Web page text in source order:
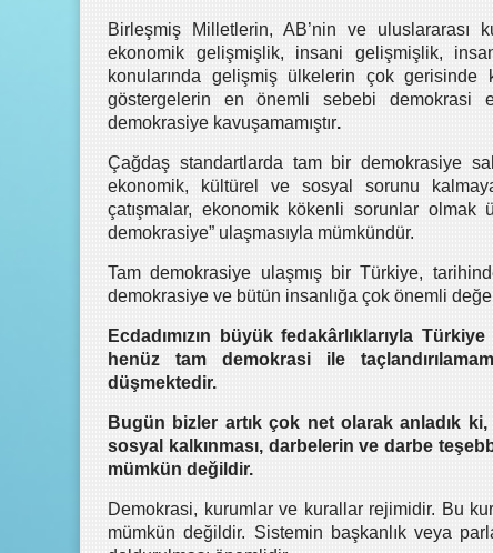
Birleşmiş Milletlerin, AB’nin ve uluslararası
ekonomik gelişmişlik, insani gelişmişlik,
konularında gelişmiş ülkelerin çok gerisinde
göstergelerin en önemli sebebi demokrasi
demokrasiye kavuşamamıştır.
Çağdaş standartlarda tam bir demokrasiye
ekonomik, kültürel ve sosyal sorunu
çatışmalar, ekonomik kökenli sorunlar olmak
demokrasiye” ulaşmasıyla mümkündür.
Tam demokrasiye ulaşmış bir Türkiye,
demokrasiye ve bütün insanlığa çok önemli
Ecdadımızın büyük fedakârlıklarıyla
henüz tam demokrasi ile
düşmektedir.
Bugün bizler artık çok net olarak anladık
sosyal kalkınması, darbelerin ve darbe
mümkün değildir.
Demokrasi, kurumlar ve kurallar rejimidir. Bu
mümkün değildir. Sistemin başkanlık veya